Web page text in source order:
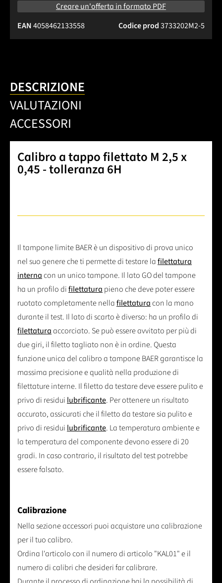
Creare un'offerta in formato PDF
Codice prod3733202M2-5
EAN4058462133558
DESCRIZIONE
VALUTAZIONI
ACCESSORI
Calibro a tappo filettato M 2,5 x
0,45 - tolleranza 6H
Il tampone limite BAER è un dispositivo di prova unico
nel suo genere che ti permette di testare lafilettatura
internacon un unico tampone. Il lato GO del tampone
ha un profilo difilettatura pieno che deve poter essere
ruotato completamente nellafilettaturacon la mano
durante il test. Il lato di scarto è diverso: ha un profilo di
filettaturaaccorciato. Se può essere avvitato per più di
due giri, il filetto tagliato non è in ordine. Questa
funzione unica del calibro a tampone BAER garantisce la
massima precisione e qualità nella produzione di
filettature interne. Il filetto da testare deve essere pulito e
privo di residui lubrificante. Per ottenere un risultato
accurato, assicurati che il filetto da testare sia pulito e
privo di residui lubrificante. La temperatura ambiente e
la temperatura del componente devono essere di 20
gradi. In caso contrario, il risultato del test potrebbe
essere falsato.
Calibrazione
Nella sezione accessori puoi acquistare una calibrazione
per il tuo calibro.
Ordina l'articolo con il numero di articolo "KAL01" e il
numero di calibri che desideri far calibrare.